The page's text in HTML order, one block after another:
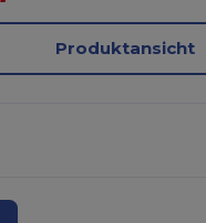
Produktansicht